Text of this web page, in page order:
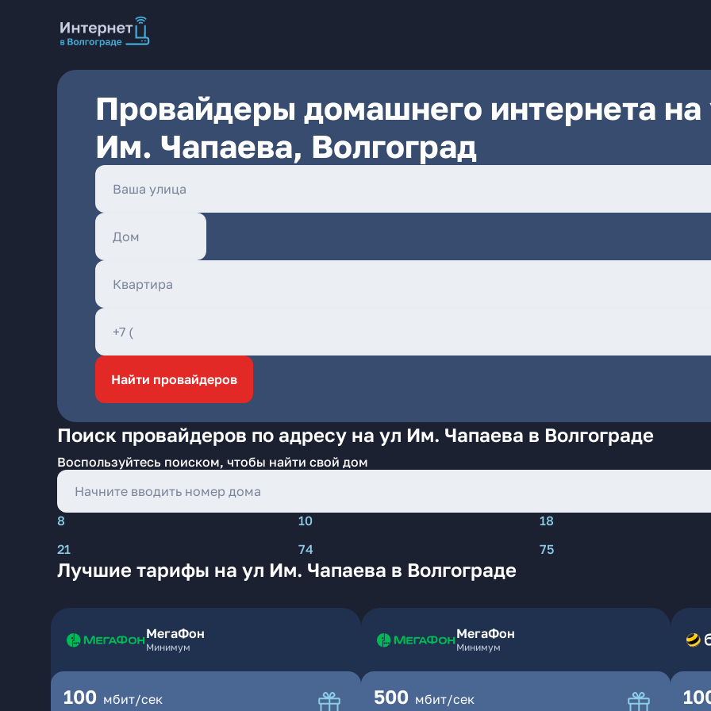
Провайдеры домашнего интернета на
Им. Чапаева, Волгоград
Найти провайдеров
Поиск провайдеров по адресу на ул Им. Чапаева в Волгограде
Воспользуйтесь поиском, чтобы найти свой дом
8 10 18
21
74 75
Лучшие тарифы на ул Им. Чапаева в Волгограде
МегаФон
Минимум
100 мбит/сек
МегаФон
Минимум
500 мбит/сек